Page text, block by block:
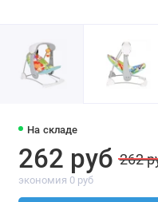
На складе
262 руб 262
экономия 0 руб